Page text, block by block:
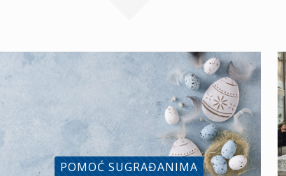
POMOĆ SUGRAĐANIMA